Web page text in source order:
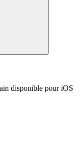
disponible pour iOS